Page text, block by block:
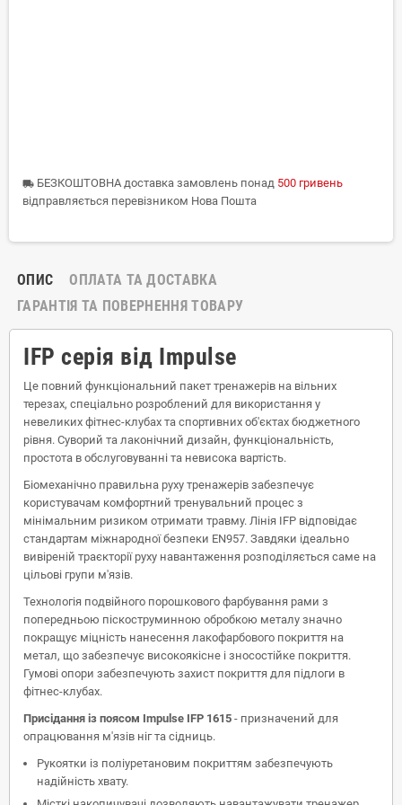
local_shipping БЕЗКОШТОВНА доставка замовлень понад 500 гривень
відправляється перевізником Нова Пошта
ОПИС
ОПЛАТА ТА ДОСТАВКА
ГАРАНТІЯ ТА ПОВЕРНЕННЯ ТОВАРУ
IFP серія від Impulse
Це повний функціональний пакет тренажерів на вільних
терезах, спеціально розроблений для використання у
невеликих фітнес-клубах та спортивних об'єктах бюджетного
рівня. Суворий та лаконічний дизайн, функціональність,
простота в обслуговуванні та невисока вартість.
Біомеханічно правильна руху тренажерів забезпечує
користувачам комфортний тренувальний процес з
мінімальним ризиком отримати травму. Лінія IFP відповідає
стандартам міжнародної безпеки EN957. Завдяки ідеально
вивіреній траєкторії руху навантаження розподіляється саме на
цільові групи м'язів.
Технологія подвійного порошкового фарбування рами з
попередньою піскоструминною обробкою металу значно
покращує міцність нанесення лакофарбового покриття на
метал, що забезпечує високоякісне і зносостійке покриття.
Гумові опори забезпечують захист покриття для підлоги в
фітнес-клубах.
Присідання із поясом Impulse IFP 1615 - призначений для
опрацювання м'язів ніг та сідниць.
Рукоятки із поліуретановим покриттям забезпечують
надійність хвату.